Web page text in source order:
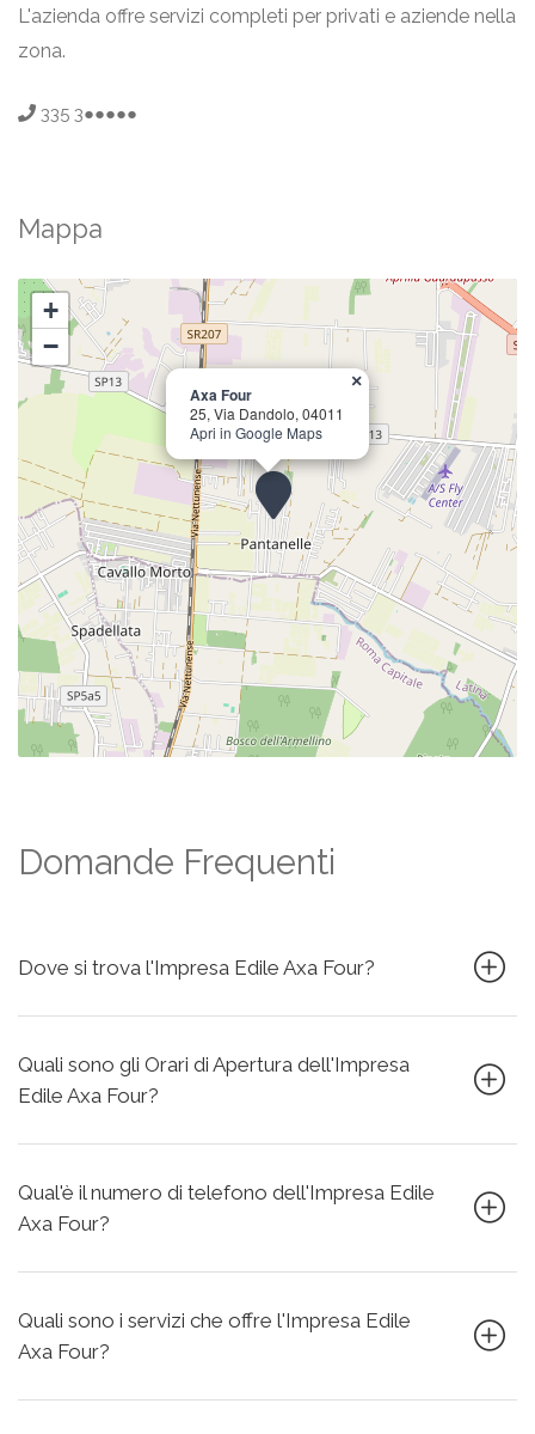
L'azienda offre servizi completi per privati e aziende nella
zona.
335 3●●●●●
Mappa
Axa Four
25, Via Dandolo, 04011
Apri in Google Maps
×
+
−
Domande Frequenti
Dove si trova l'Impresa Edile Axa Four?
Quali sono gli Orari di Apertura dell'Impresa
Edile Axa Four?
Qual'è il numero di telefono dell'Impresa Edile
Axa Four?
Quali sono i servizi che offre l'Impresa Edile
Axa Four?